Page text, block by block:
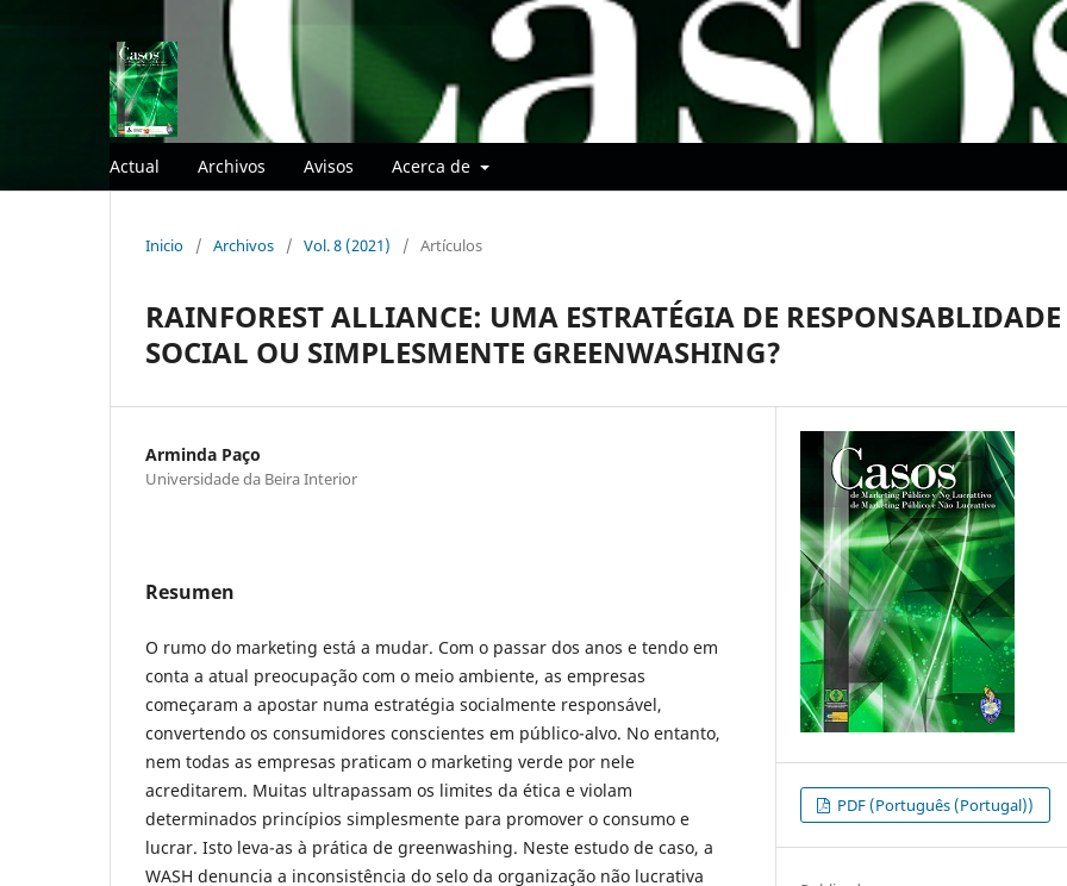
Actual Archivos Avisos Acerca de
Inicio / Archivos / Vol. 8 (2021) / Artículos
RAINFOREST ALLIANCE: UMA ESTRATÉGIA DE RESPONSABLIDADE
SOCIAL OU SIMPLESMENTE GREENWASHING?
Arminda Paço
Universidade da Beira Interior
Resumen
O rumo do marketing está a mudar. Com o passar dos anos e tendo em
conta a atual preocupação com o meio ambiente, as empresas
começaram a apostar numa estratégia socialmente responsável,
convertendo os consumidores conscientes em público-alvo. No entanto,
nem todas as empresas praticam o marketing verde por nele
acreditarem. Muitas ultrapassam os limites da ética e violam
determinados princípios simplesmente para promover o consumo e
lucrar. Isto leva-as à prática de greenwashing. Neste estudo de caso, a
WASH denuncia a inconsistência do selo da organização não lucrativa
PDF (Português (Portugal))